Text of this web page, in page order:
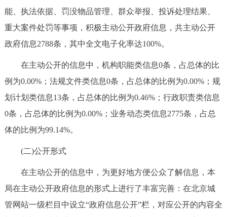
能、执法依据、罚没物品管理、群众举报、投诉处理结果、
重大案件处罚等事项，积极主动公开政府信息，共主动公开
政府信息2788条，其中全文电子化率达100%。
在主动公开的信息中，机构职能类信息0条，占总体的比
例为0.00%；法规文件类信息0条，占总体的比例为0.00%；规
划计划类信息13条，占总体的比例为0.46%；行政职责类信息
0条，占总体的比例为0.00%；业务动态类信息2775条，占总
体的比例为99.14%。
(二)公开形式
在主动公开的信息中，为更好地方便公众了解信息，本
局在主动公开政府信息的形式上进行了丰富完善：在北京城
管网站一级栏目中设立“政府信息公开”栏，对应公开的内容全